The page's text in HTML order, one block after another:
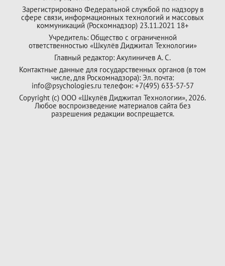
Зарегистрировано Федеральной службой по надзору в
сфере связи, информационных технологий и массовых
коммуникаций (Роскомнадзор) 23.11.2021 18+
Учредитель: Общество с ограниченной
ответственностью «Шкулёв Диджитал Технологии»
Главный редактор: Акулиничев А. С.
Контактные данные для государственных органов (в том
числе, для Роскомнадзора): Эл. почта:
info@psychologies.ru телефон: +7(495) 633-57-57
Copyright (с) ООО «Шкулёв Диджитал Технологии», 2026.
Любое воспроизведение материалов сайта без
разрешения редакции воспрещается.